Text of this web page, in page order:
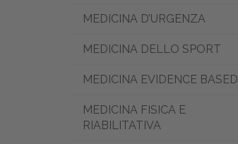
MEDICINA D’URGENZA
MEDICINA DELLO SPORT
MEDICINA EVIDENCE BASED
MEDICINA FISICA E
RIABILITATIVA